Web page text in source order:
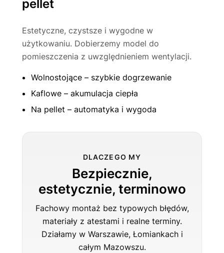
pellet
Estetyczne, czystsze i wygodne w
użytkowaniu. Dobierzemy model do
pomieszczenia z uwzględnieniem wentylacji.
Wolnostojące – szybkie dogrzewanie
Kaflowe – akumulacja ciepła
Na pellet – automatyka i wygoda
DLACZEGO MY
Bezpiecznie,
estetycznie, terminowo
Fachowy montaż bez typowych błędów,
materiały z atestami i realne terminy.
Działamy w Warszawie, Łomiankach i
całym Mazowszu.